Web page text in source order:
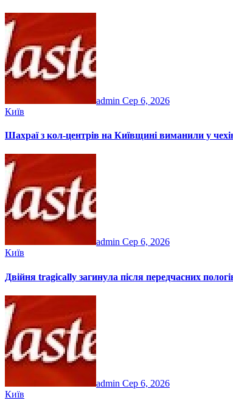
admin Сер 6, 2026
Київ
Шахраї з кол-центрів на Київщині виманили у
admin Сер 6, 2026
Київ
Двійня tragically загинула після передчасних
admin Сер 6, 2026
Київ